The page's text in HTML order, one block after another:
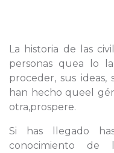
La historia de las
personas quea lo
proceder, sus ideas,
han hecho queel
otra,prospere.
Si has llegado
conocimiento de